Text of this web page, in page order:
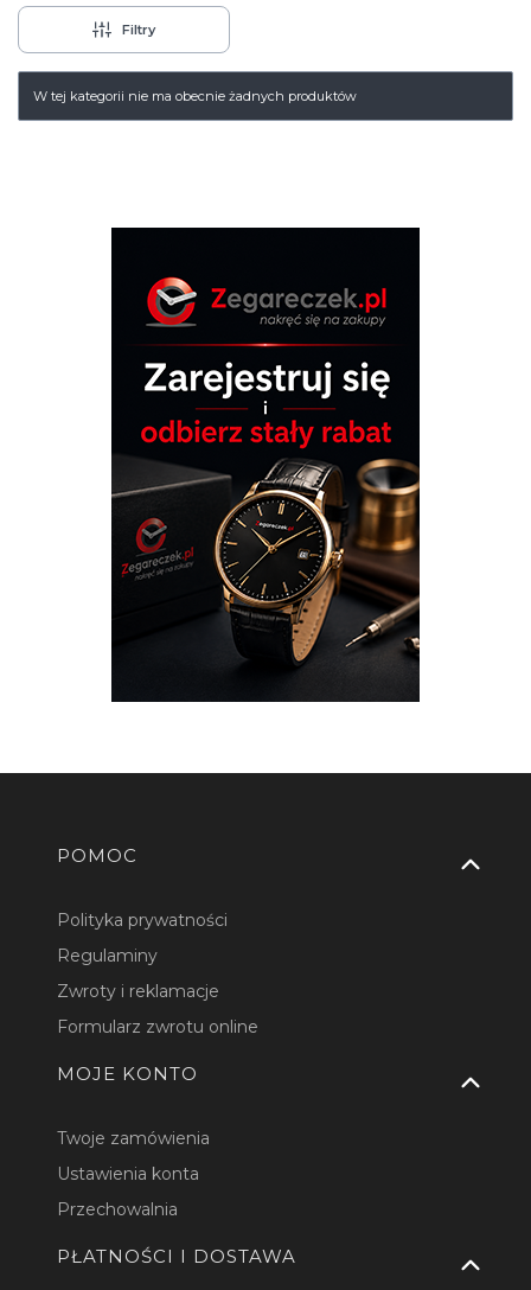
Filtry
Lista produktów
W tej kategorii nie ma obecnie żadnych produktów
Linki w stopce
POMOC
Polityka prywatności
Regulaminy
Zwroty i reklamacje
Formularz zwrotu online
MOJE KONTO
Twoje zamówienia
Ustawienia konta
Przechowalnia
PŁATNOŚCI I DOSTAWA